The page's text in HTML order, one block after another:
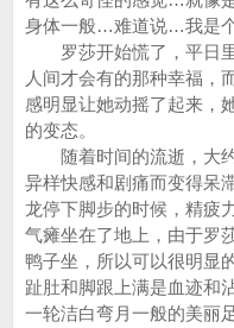
身体一般…难道说…我是
罗莎开始慌了，平日里
人间才会有的那种幸福，
感明显让她动摇了起来，
的变态。
随着时间的流逝，大约
异样快感和剧痛而变得呆
龙停下脚步的时候，精疲
气瘫坐在了地上，由于罗
鸭子坐，所以可以很明显
趾肚和脚跟上满是血迹和
一轮洁白弯月一般的美丽